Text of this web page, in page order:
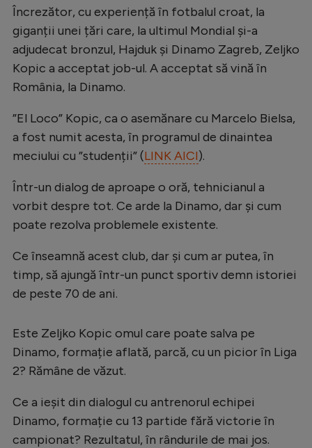
JO 2026
Încrezător, cu experiență în fotbalul croat, la
giganții unei țări care, la ultimul Mondial și-a
adjudecat bronzul, Hajduk și Dinamo Zagreb, Zeljko
Kopic a acceptat job-ul. A acceptat să vină în
România, la Dinamo.
”El Loco” Kopic, ca o asemănare cu Marcelo Bielsa,
a fost numit acesta, în programul de dinaintea
meciului cu ”studenții” (LINK AICI).
Într-un dialog de aproape o oră, tehnicianul a
vorbit despre tot. Ce arde la Dinamo, dar și cum
poate rezolva problemele existente.
Ce înseamnă acest club, dar și cum ar putea, în
timp, să ajungă într-un punct sportiv demn istoriei
de peste 70 de ani.
Este Zeljko Kopic omul care poate salva pe
Dinamo, formație aflată, parcă, cu un picior în Liga
2? Rămâne de văzut.
Ce a ieșit din dialogul cu antrenorul echipei
Dinamo, formație cu 13 partide fără victorie în
campionat? Rezultatul, în rândurile de mai jos.